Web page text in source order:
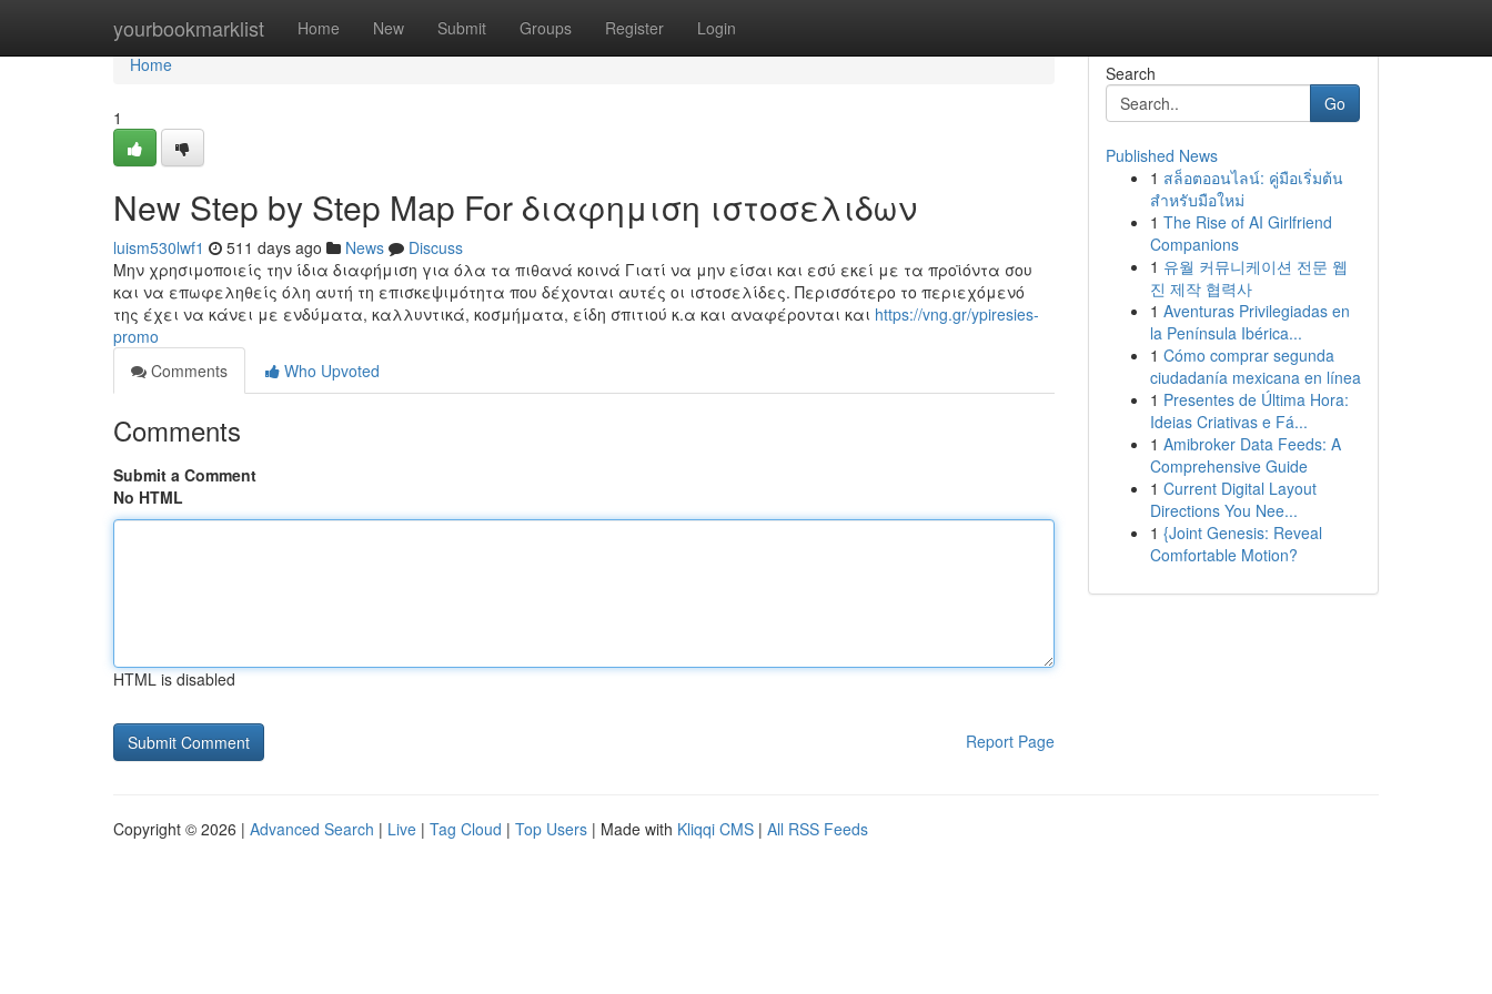
yourbookmarklist Home New Submit Groups Register Login
Home
Home
1
New Step by Step Map For διαφημιση ιστοσελιδων
luism530lwf1 511 days ago News
Discuss
Μην χρησιμοποιείς την ίδια διαφήμιση για όλα τα πιθανά κοινά Γιατί να μην είσαι και εσύ εκεί με τα προϊόντα σου
και να επωφεληθείς όλη αυτή τη επισκεψιμότητα που δέχονται αυτές οι ιστοσελίδες. Περισσότερο το περιεχόμενό
της έχει να κάνει με ενδύματα, καλλυντικά, κοσμήματα, είδη σπιτιού κ.α και αναφέρονται και https://vng.gr/ypiresies-
promo
Comments
Who Upvoted
Comments
Submit a Comment
No HTML
HTML is disabled
Report Page
Search
Go
Published News
1 สล็อตออนไลน์: คู่มือเริ่มต้น
สำหรับมือใหม่
1 The Rise of AI Girlfriend
Companions
1 유월 커뮤니케이션 전문 웹
진 제작 협력사
1 Aventuras Privilegiadas en
la Península Ibérica...
1 Cómo comprar segunda
ciudadanía mexicana en línea
1 Presentes de Última Hora:
Ideias Criativas e Fá...
1 Amibroker Data Feeds: A
Comprehensive Guide
1 Current Digital Layout
Directions You Nee...
1 {Joint Genesis: Reveal
Comfortable Motion?
Copyright © 2026 | Advanced Search | Live | Tag Cloud | Top Users | Made with Kliqqi CMS | All RSS Feeds